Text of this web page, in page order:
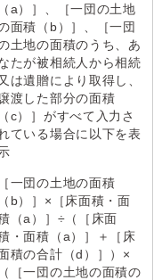
（a）］、［一団の土地
面積（b）］、［一団
土地の面積のうち、あ
たが被相続人から相続
又は遺贈により取得し、
渡した部分の面積
（c）］がすべて入力さ
ている場合に以下を表
［一団の土地の面積
（b）］×［床面積・面
（a）］÷（［床面
・面積（a）］＋［床
積の合計（d）］）×
（［一団の土地の面積の